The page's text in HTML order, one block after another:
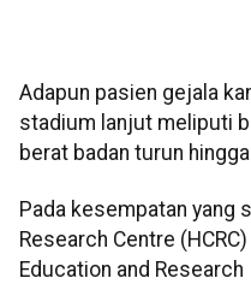
Adapun pasien gejala
stadium lanjut meliputi
berat badan turun
Pada kesempatan yang
Research Centre
Education and